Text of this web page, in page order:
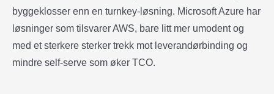
byggeklosser enn en turnkey-løsning. Microsoft Azure har
løsninger som tilsvarer AWS, bare litt mer umodent og
med et sterkere sterker trekk mot leverandørbinding og
mindre self-serve som øker TCO.